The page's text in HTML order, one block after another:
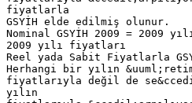
fiyatlarla
GSYİH elde edilmiş olunur.
Nominal GSYİH 2009 = 2009
2009 yılı fiyatları
Reel yada Sabit Fiyatlarla
Herhangi bir yılın
fiyatlarıyla değil de
yılın